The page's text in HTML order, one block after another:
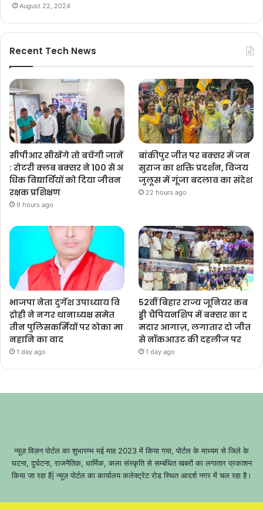
August 22, 2024
Recent Tech News
सीपीआर सीखेंगे तो बचेंगी जानें
: रोटरी क्लब बक्सर ने 100 से अ
धिक विद्यार्थियों को दिया जीवन
रक्षक प्रशिक्षण
9 hours ago
बांकीपुर जीत पर बक्सर में जन
सुराज का शक्ति प्रदर्शन, विजय
जुलूस में गूंजा बदलाव का संदेश
22 hours ago
भाजपा नेता दुर्गेश उपाध्याय वि
द्रोही ने नगर थानाध्यक्ष समेत
तीन पुलिसकर्मियों पर ठोका मा
नहानि का वाद
1 day ago
52वीं बिहार राज्य जूनियर कब
ड्डी चैंपियनशिप में बक्सर का द
मदार आगाज़, लगातार दो जीत
से नॉकआउट की दहलीज पर
1 day ago
न्यूज़ विज़न पोर्टल का शुभारम्भ मई माह 2023 में किया गया, पोर्टल के माध्यम से जिले के
घटना, दुर्घटना, राजनैतिक, धार्मिक, कला संस्कृति से सम्बंधित खबरों का लगातार प्रकाशन
किया जा रहा है| न्यूज़ पोर्टल का कार्यालय कलेक्ट्रेट रोड स्थित आदर्श नगर में चल रहा है।